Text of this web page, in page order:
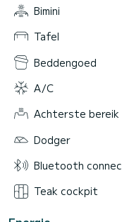
Bimini
Tafel
Beddengoed
A/C
Achterste bereik
Dodger
Bluetooth
Teak cockpit